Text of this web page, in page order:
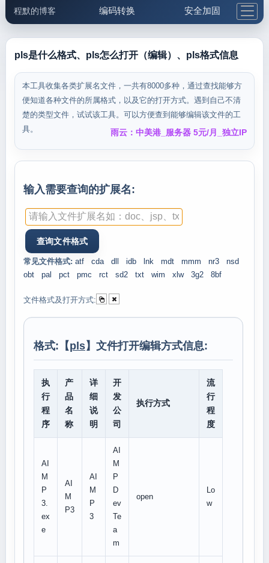
程默的博客 编码转换 安全加固
邮件工具 生活便民 更多工具
5.1支付宝大红包
pls是什么格式、pls怎么打开（编辑）、pls格式信息
本工具收集各类扩展名文件，一共有8000多种，通过查找能够方
便知道各种文件的所属格式，以及它的打开方式。遇到自己不清
楚的类型文件，试试该工具。可以方便查到能够编辑该文件的工
具。
雨云：中美港_服务器 5元/月_独立IP
输入需要查询的扩展名:
常见文件格式: atf cda dll idb lnk mdt mmm nr3
nsd
obt
pal pct pmc rct sd2 txt wim xlw 3g2 8bf
文件格式及打开方式:
格式:【pls】文件打开编辑方式信息:
执
行
程
序
产
品
名
称
详
细
说
明
开
发
公
司
执行方式
流
行
程
度
AI
M
P
3.
ex
e
AI
M
P3
AI
M
P
3
AI
M
P
D
ev
Te
a
m
open
Lo
w